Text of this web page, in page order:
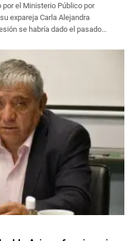
por el Ministerio Público por
expareja Carla Alejandra
se habría dado el pasado…